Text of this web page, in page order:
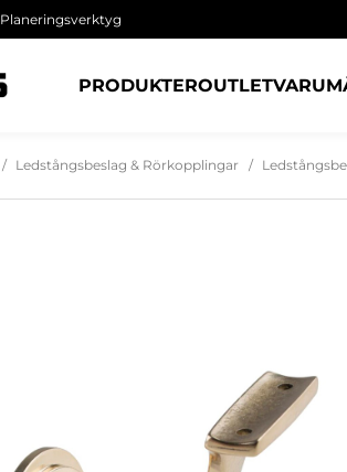
Planeringsverktyg
PRODUKTEROUTLET
Ledstångsbeslag & Rörkopplingar